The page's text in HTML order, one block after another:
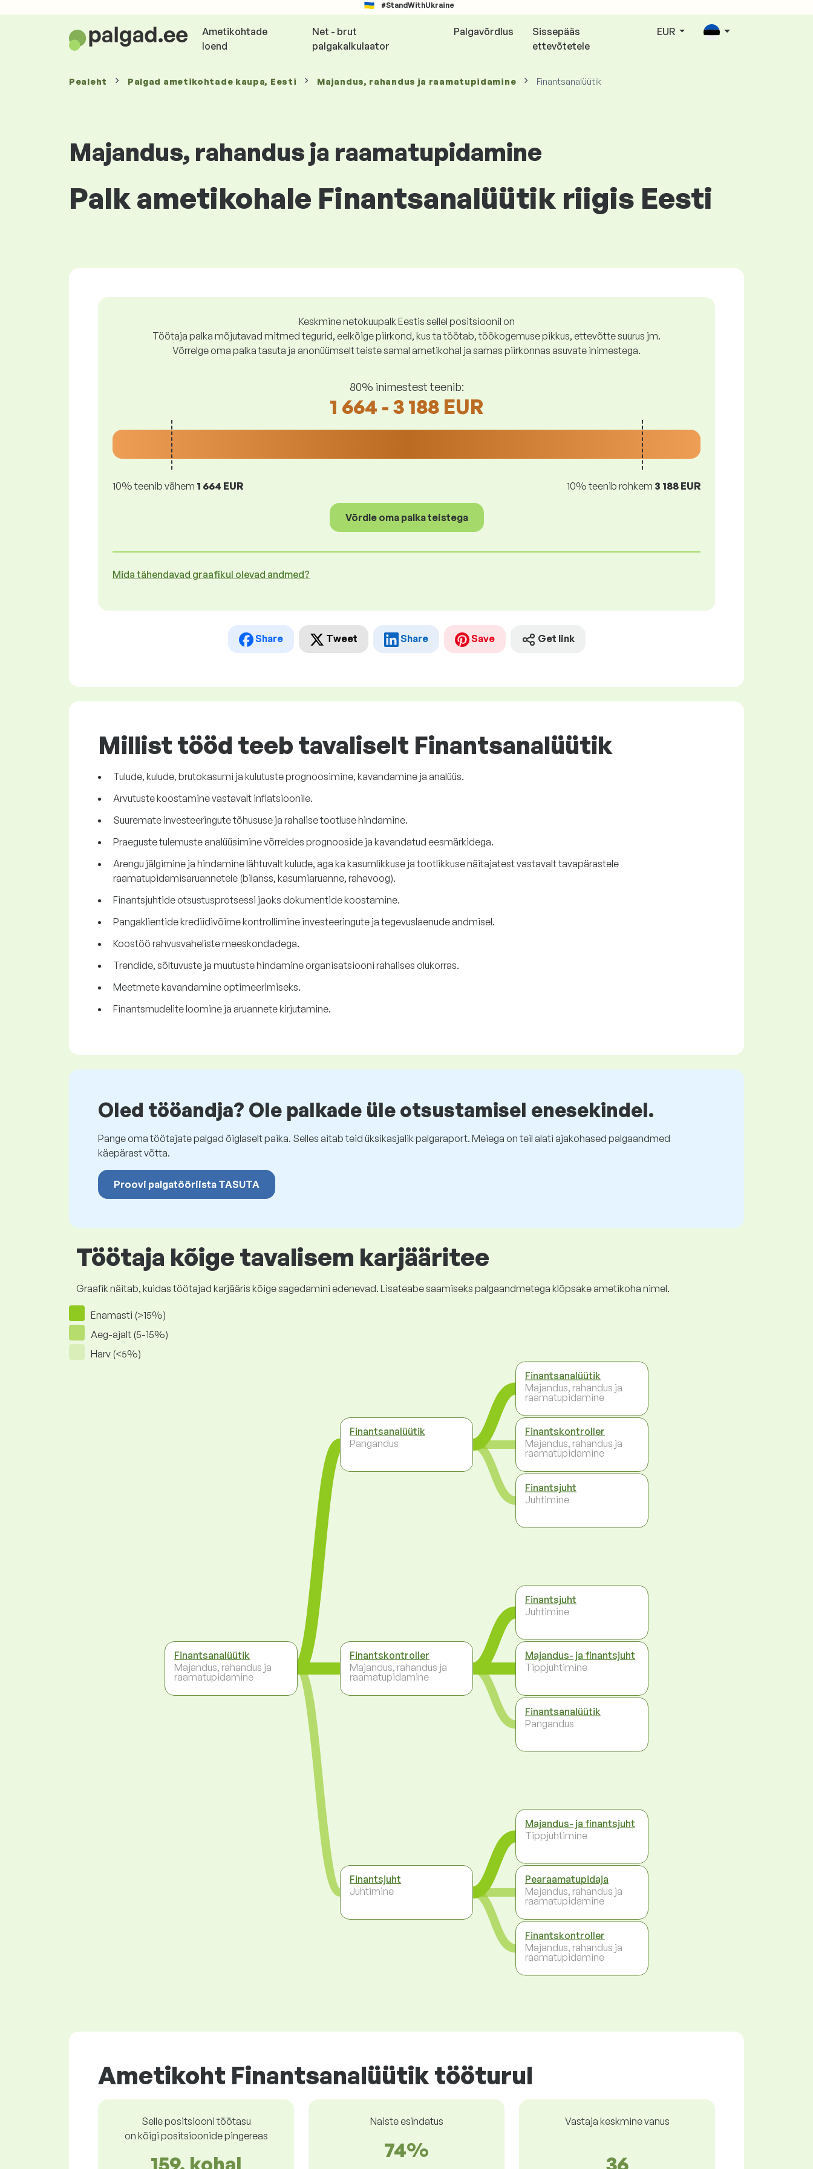
#StandWithUkraine
Ametikohtade
loend
Net - brut
palgakalkulaator
Palgavõrdlus
Sissepääs
ettevõtetele
EUR
Pealeht Palgad ametikohtade kaupa, Eesti Majandus, rahandus ja raamatupidamine Finantsanalüütik
Majandus, rahandus ja raamatupidamine
Palk ametikohale Finantsanalüütik riigis Eesti
Keskmine netokuupalk Eestis sellel positsioonil on
Töötaja palka mõjutavad mitmed tegurid, eelkõige piirkond, kus ta töötab, töökogemuse pikkus, ettevõtte suurus jm.
Võrrelge oma palka tasuta ja anonüümselt teiste samal ametikohal ja samas piirkonnas asuvate inimestega.
80% inimestest teenib:
1 664 - 3 188 EUR
10% teenib vähem 1 664 EUR 10% teenib rohkem 3 188 EUR
Võrdle oma palka teistega
Mida tähendavad graafikul olevad andmed?
Share Tweet Share Save Get link
Millist tööd teeb tavaliselt Finantsanalüütik
Tulude, kulude, brutokasumi ja kulutuste prognoosimine, kavandamine ja analüüs.
Arvutuste koostamine vastavalt inflatsioonile.
Suuremate investeeringute tõhususe ja rahalise tootluse hindamine.
Praeguste tulemuste analüüsimine võrreldes prognooside ja kavandatud eesmärkidega.
Arengu jälgimine ja hindamine lähtuvalt kulude, aga ka kasumlikkuse ja tootlikkuse näitajatest vastavalt tavapärastele
raamatupidamisaruannetele (bilanss, kasumiaruanne, rahavoog).
Finantsjuhtide otsustusprotsessi jaoks dokumentide koostamine.
Pangaklientide krediidivõime kontrollimine investeeringute ja tegevuslaenude andmisel.
Koostöö rahvusvaheliste meeskondadega.
Trendide, sõltuvuste ja muutuste hindamine organisatsiooni rahalises olukorras.
Meetmete kavandamine optimeerimiseks.
Finantsmudelite loomine ja aruannete kirjutamine.
Oled tööandja? Ole palkade üle otsustamisel enesekindel.
Pange oma töötajate palgad õiglaselt paika. Selles aitab teid üksikasjalik palgaraport. Meiega on teil alati ajakohased palgaandmed
käepärast võtta.
Proovi palgatööriista TASUTA
Töötaja kõige tavalisem karjääritee
Graafik näitab, kuidas töötajad karjääris kõige sagedamini edenevad. Lisateabe saamiseks palgaandmetega klõpsake ametikoha nimel.
Enamasti (>15%)
Aeg-ajalt (5-15%)
Harv (<5%)
Finantsanalüütik
Majandus, rahandus ja
raamatupidamine
Finantsanalüütik
Pangandus
Finantskontroller
Majandus, rahandus ja
raamatupidamine
Finantsjuht
Juhtimine
Finantsanalüütik
Majandus, rahandus ja
raamatupidamine
Finantskontroller
Majandus, rahandus ja
raamatupidamine
Finantsjuht
Juhtimine
Finantsjuht
Juhtimine
Majandus- ja finantsjuht
Tippjuhtimine
Finantsanalüütik
Pangandus
Majandus- ja finantsjuht
Tippjuhtimine
Pearaamatupidaja
Majandus, rahandus ja
raamatupidamine
Finantskontroller
Majandus, rahandus ja
raamatupidamine
Ametikoht Finantsanalüütik tööturul
Selle positsiooni töötasu
on kõigi positsioonide pingereas
159. kohal
Naiste esindatus
74%
Vastaja keskmine vanus
36